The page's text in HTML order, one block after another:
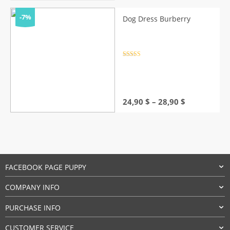
20,90 $.19,90 $.
-7% Dog Dress Burberry
24,90 $ – 28,90 $
FACEBOOK PAGE PUPPY
COMPANY INFO
PURCHASE INFO
CUSTOMER SERVICE